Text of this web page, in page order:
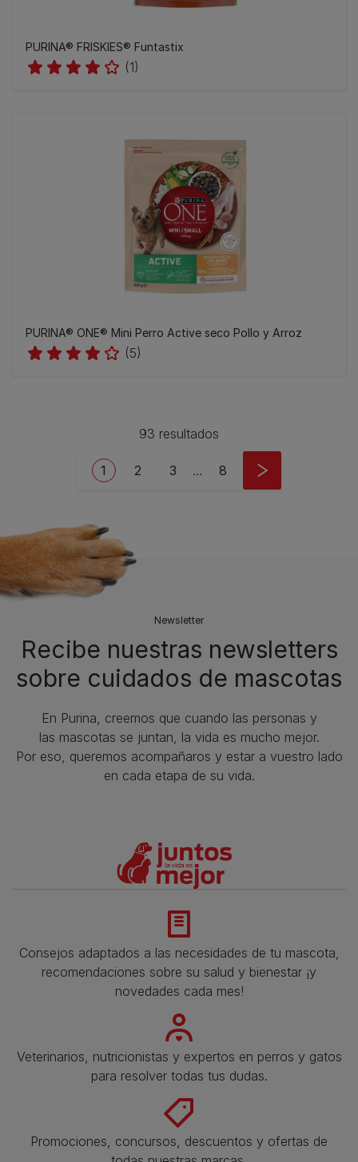
PURINA® FRISKIES® Funtastix
(1)
PURINA® ONE® Mini Perro Active seco Pollo y Arroz
(5)
93 resultados
Current page
1 Page
2 Page
3 … Last page
8
Newsletter
Recibe nuestras newsletters
sobre cuidados de mascotas​
En Purina, creemos que cuando las personas y
las mascotas se juntan, la vida es mucho mejor.
Por eso, queremos acompañaros y estar a vuestro lado
en cada etapa de su vida.​
Consejos adaptados a las necesidades de tu mascota,
recomendaciones sobre su salud y bienestar ¡y
novedades cada mes!
Veterinarios, nutricionistas y expertos en perros y gatos
para resolver todas tus dudas.​
Promociones, concursos, descuentos y ofertas de